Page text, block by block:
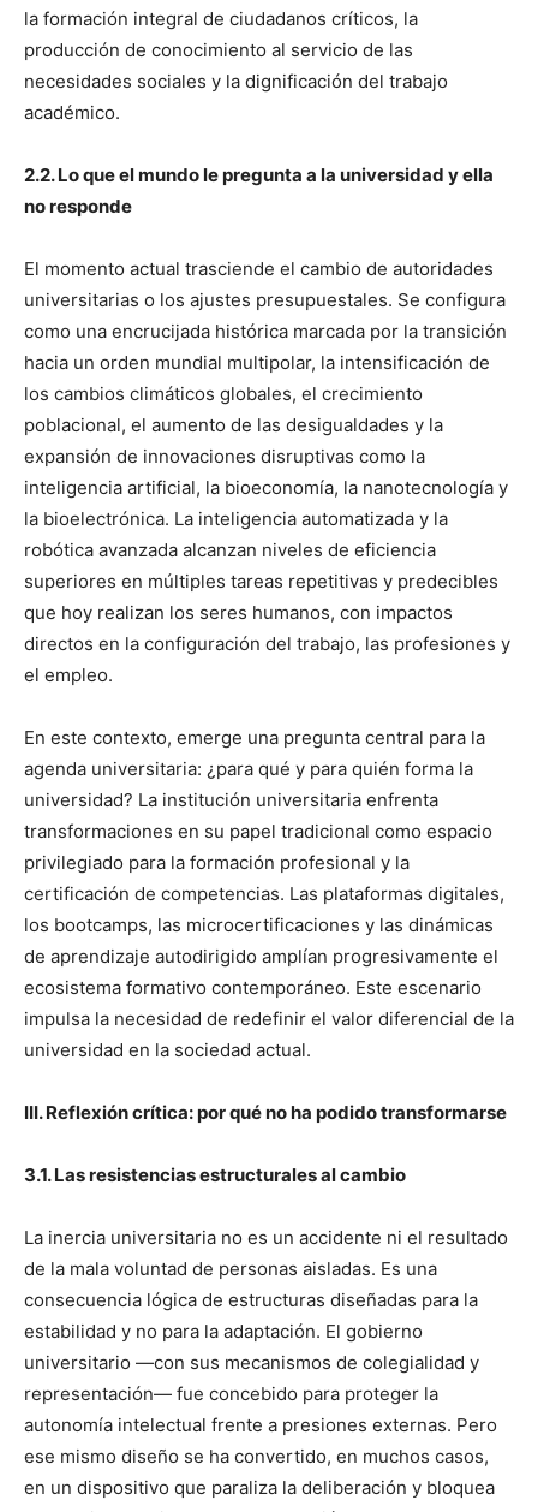
la formación integral de ciudadanos críticos, la
producción de conocimiento al servicio de las
necesidades sociales y la dignificación del trabajo
académico.
2.2. Lo que el mundo le pregunta a la universidad y ella
no responde
El momento actual trasciende el cambio de autoridades
universitarias o los ajustes presupuestales. Se configura
como una encrucijada histórica marcada por la transición
hacia un orden mundial multipolar, la intensificación de
los cambios climáticos globales, el crecimiento
poblacional, el aumento de las desigualdades y la
expansión de innovaciones disruptivas como la
inteligencia artificial, la bioeconomía, la nanotecnología y
la bioelectrónica. La inteligencia automatizada y la
robótica avanzada alcanzan niveles de eficiencia
superiores en múltiples tareas repetitivas y predecibles
que hoy realizan los seres humanos, con impactos
directos en la configuración del trabajo, las profesiones y
el empleo.
En este contexto, emerge una pregunta central para la
agenda universitaria: ¿para qué y para quién forma la
universidad? La institución universitaria enfrenta
transformaciones en su papel tradicional como espacio
privilegiado para la formación profesional y la
certificación de competencias. Las plataformas digitales,
los bootcamps, las microcertificaciones y las dinámicas
de aprendizaje autodirigido amplían progresivamente el
ecosistema formativo contemporáneo. Este escenario
impulsa la necesidad de redefinir el valor diferencial de la
universidad en la sociedad actual.
III. Reflexión crítica: por qué no ha podido transformarse
3.1. Las resistencias estructurales al cambio
La inercia universitaria no es un accidente ni el resultado
de la mala voluntad de personas aisladas. Es una
consecuencia lógica de estructuras diseñadas para la
estabilidad y no para la adaptación. El gobierno
universitario —con sus mecanismos de colegialidad y
representación— fue concebido para proteger la
autonomía intelectual frente a presiones externas. Pero
ese mismo diseño se ha convertido, en muchos casos,
en un dispositivo que paraliza la deliberación y bloquea